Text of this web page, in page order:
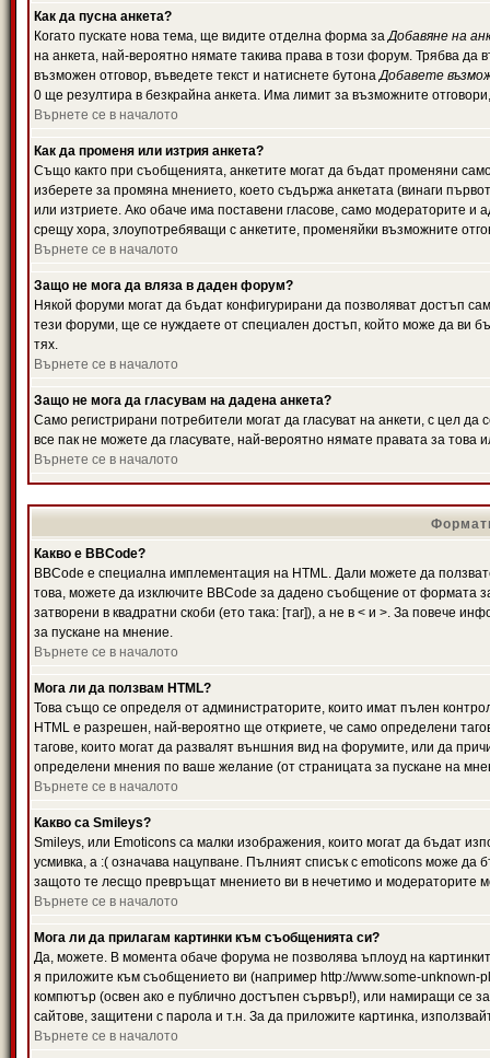
Как да пусна анкета?
Когато пускате нова тема, ще видите отделна форма заДобавяне на
на анкета, най-вероятно нямате такива права в този форум. Трябва да
възможен отговор, въведете текст и натиснете бутонаДобавете
0 ще резултира в безкрайна анкета. Има лимит за възможните
Върнете се в началото
Как да променя или изтрия анкета?
Също както при съобщенията, анкетите могат да бъдат променяни
изберете за промяна мнението, което съдържа анкетата (винаги
или изтриете. Ако обаче има поставени гласове, само модераторите и
срещу хора, злоупотребяващи с анкетите, променяйки възможните
Върнете се в началото
Защо не мога да вляза в даден форум?
Някой форуми могат да бъдат конфигурирани да позволяват достъп
тези форуми, ще се нуждаете от специален достъп, който може да ви
тях.
Върнете се в началото
Защо не мога да гласувам на дадена анкета?
Само регистрирани потребители могат да гласуват на анкети, с цел
все пак не можете да гласувате, най-вероятно нямате правата за това
Върнете се в началото
Какво е BBCode?
BBCode е специална имплементация на HTML. Дали можете да
това, можете да изключите BBCode за дадено съобщение от формата
затворени в квадратни скоби (ето така: [таг]), а не в < и >. За повече
за пускане на мнение.
Върнете се в началото
Мога ли да ползвам HTML?
Това също се определя от администраторите, които имат пълен
HTML е разрешен, най-вероятно ще откриете, че само определени
тагове, които могат да развалят външния вид на форумите, или да
определени мнения по ваше желание (от страницата за пускане на
Върнете се в началото
Какво са Smileys?
Smileys, или Emoticons са малки изображения, които могат да бъдат
усмивка, а :( означава нацупване. Пълният списък с emoticons може да
защото те лесщо превръщат мнението ви в нечетимо и модераторите
Върнете се в началото
Мога ли да прилагам картинки към съобщенията си?
Да, можете. В момента обаче форума не позволява ъплоуд на
я приложите към съобщението ви (например http://www.some-
компютър (освен ако е публично достъпен сървър!), или намиращи се
сайтове, защитени с парола и т.н. За да приложите картинка,
Върнете се в началото